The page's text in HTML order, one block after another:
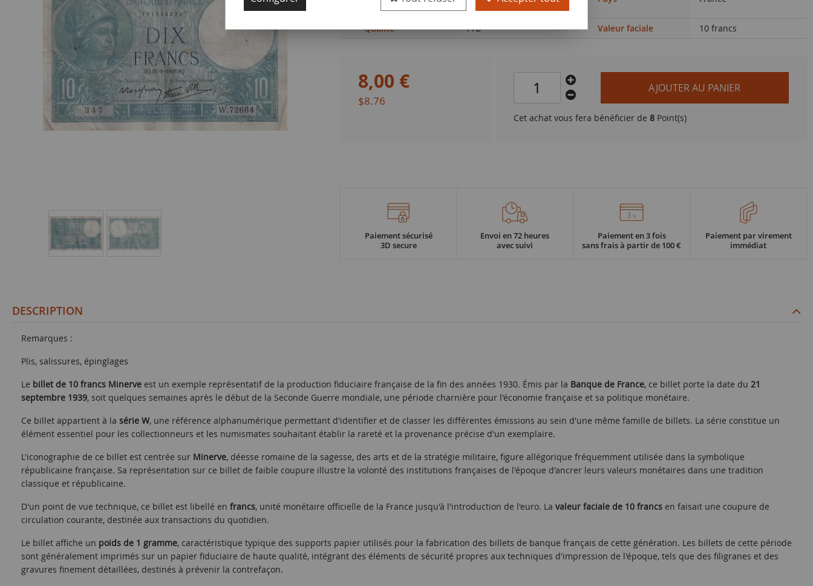
de France (F. F.07.08)
Qualité TTB Valeur faciale 10 francs
8,00 €
$8.76
AJOUTER AU PANIER
Cet achat vous fera bénéficier de8 Point(s)
Paiement sécurisé
3D secure
Envoi en 72 heures
avec suivi
Paiement en 3 fois
sans frais à partir de 100 €
Paiement par virement
immédiat
DESCRIPTION
Remarques :
Plis, salissures, épinglages
Le billet de 10 francs Minerve est un exemple représentatif de la production fiduciaire française de la fin des années 1930. Émis par la Banque de France, ce billet porte la date du 21
septembre 1939, soit quelques semaines après le début de la Seconde Guerre mondiale, une période charnière pour l'économie française et sa politique monétaire.
Ce billet appartient à la série W, une référence alphanumérique permettant d'identifier et de classer les différentes émissions au sein d'une même famille de billets. La série constitue un
élément essentiel pour les collectionneurs et les numismates souhaitant établir la rareté et la provenance précise d'un exemplaire.
L'iconographie de ce billet est centrée sur Minerve, déesse romaine de la sagesse, des arts et de la stratégie militaire, figure allégorique fréquemment utilisée dans la symbolique
républicaine française. Sa représentation sur ce billet de faible coupure illustre la volonté des institutions françaises de l'époque d'ancrer leurs valeurs monétaires dans une tradition
classique et républicaine.
D'un point de vue technique, ce billet est libellé en francs, unité monétaire officielle de la France jusqu'à l'introduction de l'euro. La valeur faciale de 10 francs en faisait une coupure de
circulation courante, destinée aux transactions du quotidien.
Le billet affiche un poids de 1 gramme, caractéristique typique des supports papier utilisés pour la fabrication des billets de banque français de cette génération. Les billets de cette période
sont généralement imprimés sur un papier fiduciaire de haute qualité, intégrant des éléments de sécurité propres aux techniques d'impression de l'époque, tels que des filigranes et des
gravures finement détaillées, destinés à prévenir la contrefaçon.